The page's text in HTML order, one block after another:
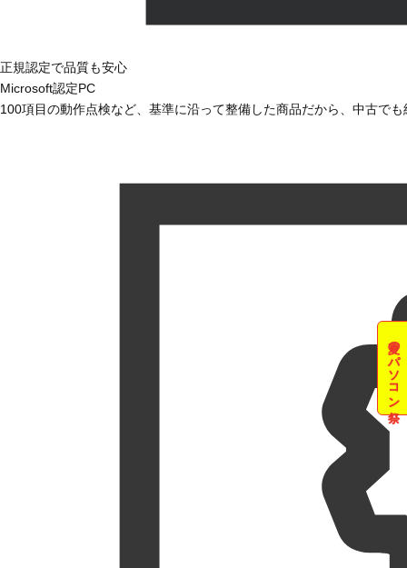
夏のパソコン祭
正規認定で品質も安心
Microsoft認定PC
100項目の動作点検など、基準に沿って整備した商品だから、中古で